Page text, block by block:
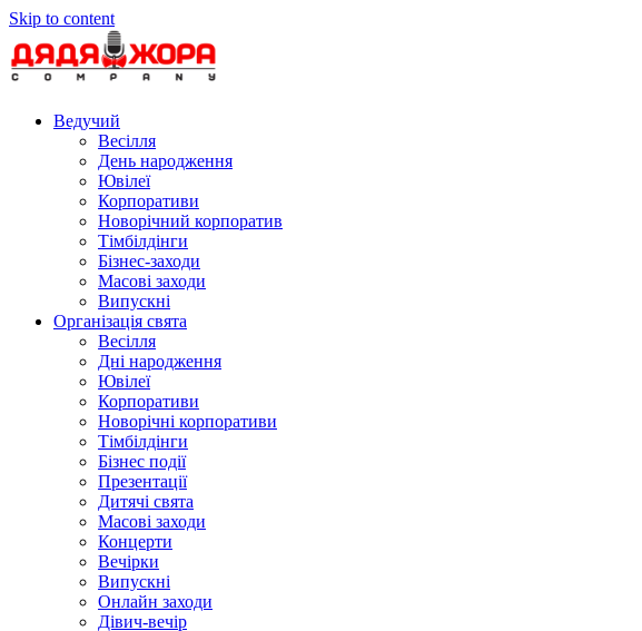
Skip to content
Ведучий
Весілля
День народження
Ювілеї
Корпоративи
Новорічний корпоратив
Тімбілдінги
Бізнес-заходи
Масові заходи
Випускні
Організація свята
Весілля
Дні народження
Ювілеї
Корпоративи
Новорічні корпоративи
Тімбілдінги
Бізнес події
Презентації
Дитячі свята
Масові заходи
Концерти
Вечірки
Випускні
Онлайн заходи
Дівич-вечір